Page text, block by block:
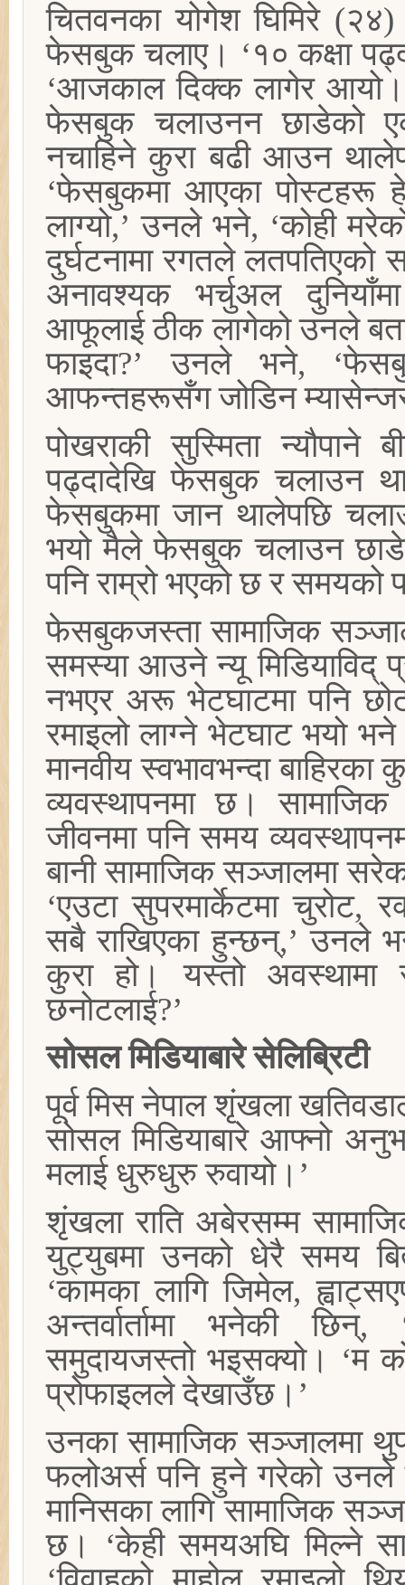
चितवनका योगेश घिमिरे
फेसबुक चलाए। ‘१० कक्षा
‘आजकाल दिक्क लागेर
फेसबुक चलाउनन छाडेको
नचाहिने कुरा बढी आउन
‘फेसबुकमा आएका पोस्टहरू
लाग्यो,’ उनले भने, ‘कोही
दुर्घटनामा रगतले
अनावश्यक भर्चुअल
आफूलाई ठीक लागेको उनले
फाइदा?’ उनले भने,
आफन्तहरूसँग जोडिन
पोखराकी सुस्मिता
पढ्दादेखि फेसबुक चलाउन
फेसबुकमा जान थालेपछि
भयो मैले फेसबुक चलाउन
पनि राम्रो भएको छ र
फेसबुकजस्ता सामाजिक
समस्या आउने न्यू मिडियाविद्
नभएर अरू भेटघाटमा पनि
रमाइलो लाग्ने भेटघाट भयो
मानवीय स्वभावभन्दा
व्यवस्थापनमा छ।
जीवनमा पनि समय
बानी सामाजिक सञ्जालमा
‘एउटा सुपरमार्केटमा चुरोट,
सबै राखिएका हुन्छन्,’ उनले
कुरा हो। यस्तो अवस्थामा
छनोटलाई?’
सोसल मिडियाबारे सेलिब्रिटी
पूर्व मिस नेपाल शृंखला
सोसल मिडियाबारे आफ्नो
मलाई धुरुधुरु रुवायो।’
शृंखला राति अबेरसम्म
युट्युबमा उनको धेरै समय
‘कामका लागि जिमेल,
अन्तर्वार्तामा भनेकी
समुदायजस्तो भइसक्यो। ‘म
प्रोफाइलले देखाउँछ।’
उनका सामाजिक सञ्जालमा
फलोअर्स पनि हुने गरेको
मानिसका लागि सामाजिक
छ। ‘केही समयअघि मिल्ने